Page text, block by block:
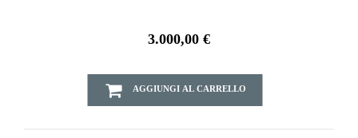
3.000,00 €
AGGIUNGI AL CARRELLO